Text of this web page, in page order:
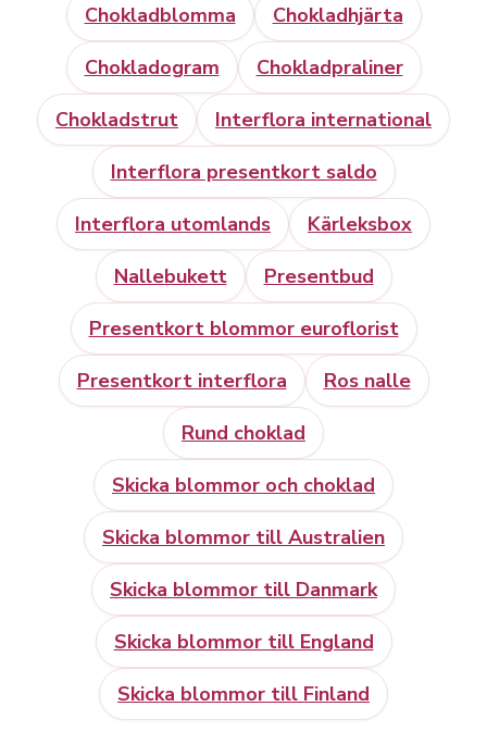
Chokladblomma
Chokladhjärta
Chokladogram
Chokladpraliner
Chokladstrut
Interflora international
Interflora presentkort saldo
Interflora utomlands
Kärleksbox
Nallebukett
Presentbud
Presentkort blommor euroflorist
Presentkort interflora
Ros nalle
Rund choklad
Skicka blommor och choklad
Skicka blommor till Australien
Skicka blommor till Danmark
Skicka blommor till England
Skicka blommor till Finland